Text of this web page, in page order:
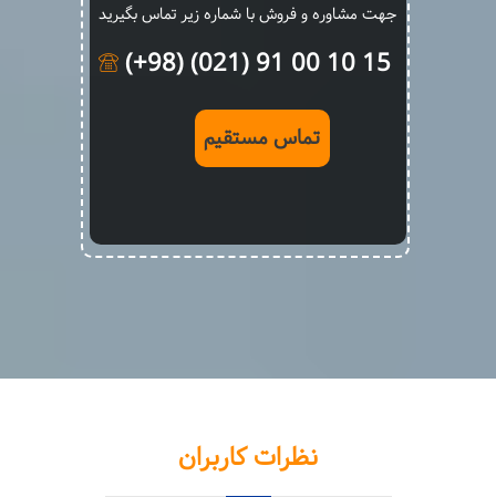
جهت مشاوره و فروش با شماره زیر تماس بگیرید
15 10 00 91 (021) (98+)
تماس مستقیم
نظرات کاربران